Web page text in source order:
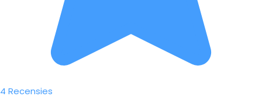
4 Recensies